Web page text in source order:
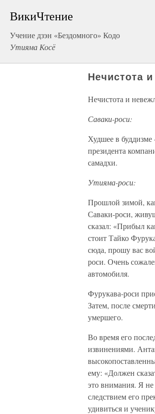
ВикиЧтение
Учение дзэн «Бездомного» Кодо
Утияма Косё
Нечистота
Нечистота и
Саваки-роси:
Худшее в буддизме
президента
самадхи.
Утияма-роси:
Прошлой зимой,
Саваки-роси,
сказал: «Прибыл
стоит Тайко
сюда, прошу вас
роси. Очень
автомобиля.
Фурукава-роси
Затем, после
умершего.
Во время его
извинениями.
ему: «Должен
это внимания. Я не
следствием его
удивиться и